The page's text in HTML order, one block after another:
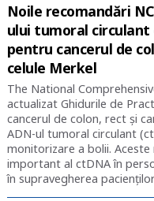
Noile recomandări
ului tumoral
pentru cancerul de
celule Merkel
The National
actualizat Ghidurile de
cancerul de colon, rect și
ADN-ul tumoral circulant
monitorizare a bolii.
important al ctDNA în
în supravegherea